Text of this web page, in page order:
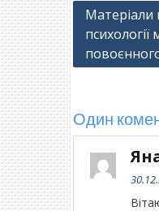
Навігація
записів
Матеріали
Один